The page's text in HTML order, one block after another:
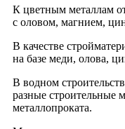
К цветным металлам
с оловом, магнием,
В качестве
на базе меди, олова,
В водном
разные строительные
металлопроката.